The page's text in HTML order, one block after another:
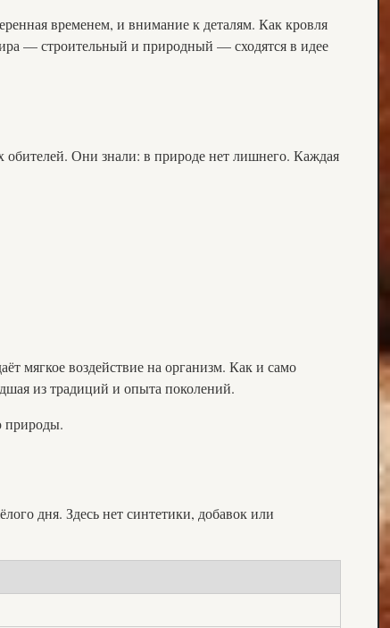
временем, и внимание к деталям. Как кровля
— строительный и природный — сходятся в идее
обителей. Они знали: в природе нет лишнего. Каждая
мягкое воздействие на организм. Как и само
из традиций и опыта поколений.
природы.
дня. Здесь нет синтетики, добавок или